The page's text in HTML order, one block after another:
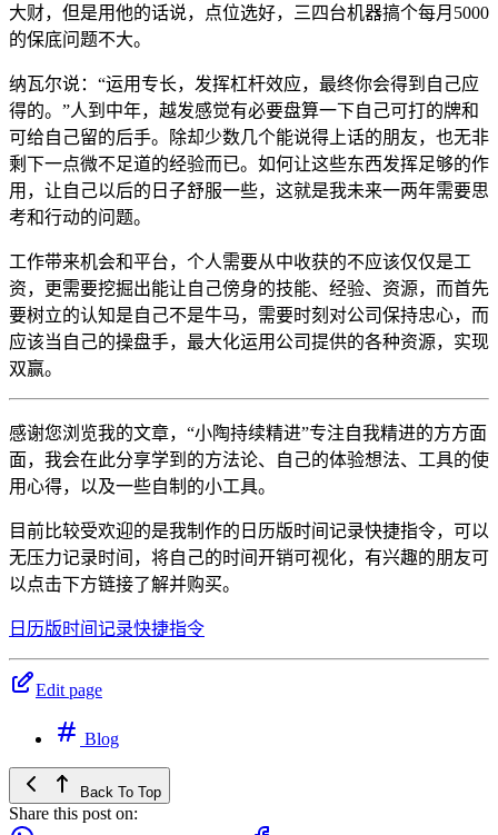
大财，但是用他的话说，点位选好，三四台机器搞个每月5000
的保底问题不大。
纳瓦尔说：“运用专长，发挥杠杆效应，最终你会得到自己应
得的。”人到中年，越发感觉有必要盘算一下自己可打的牌和
可给自己留的后手。除却少数几个能说得上话的朋友，也无非
剩下一点微不足道的经验而已。如何让这些东西发挥足够的作
用，让自己以后的日子舒服一些，这就是我未来一两年需要思
考和行动的问题。
工作带来机会和平台，个人需要从中收获的不应该仅仅是工
资，更需要挖掘出能让自己傍身的技能、经验、资源，而首先
要树立的认知是自己不是牛马，需要时刻对公司保持忠心，而
应该当自己的操盘手，最大化运用公司提供的各种资源，实现
双赢。
感谢您浏览我的文章，“小陶持续精进”专注自我精进的方方面
面，我会在此分享学到的方法论、自己的体验想法、工具的使
用心得，以及一些自制的小工具。
目前比较受欢迎的是我制作的日历版时间记录快捷指令，可以
无压力记录时间，将自己的时间开销可视化，有兴趣的朋友可
以点击下方链接了解并购买。
日历版时间记录快捷指令
Edit page
Blog
Back To Top
Share this post on: